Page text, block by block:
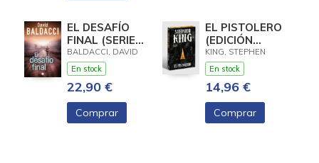
EL DESAFÍO
FINAL (SERIE
ATLEE PINE 4)
BALDACCI, DAVID
En stock
22,90 €
Comprar
EL PISTOLERO
(EDICIÓN
CANTOS
TINTADOS) (LA
TORRE
OSCURA 1)
KING, STEPHEN
En stock
14,96 €
Comprar